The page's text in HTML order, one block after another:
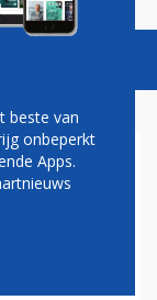
beste van
onbeperkt
Apps.